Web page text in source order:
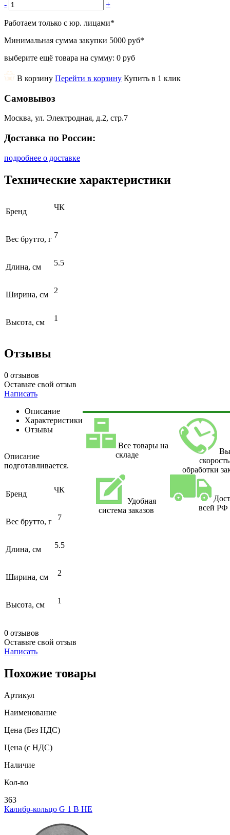
-
+
Работаем только с юр. лицами*
Минимальная сумма закупки 5000 руб*
выберите ещё товара на сумму: 0 руб
В корзину Перейти в корзину Купить в 1 клик
Самовывоз
Москва, ул. Электродная, д.2, стр.7
Доставка по России:
подробнее о доставке
Технические характеристики
Бренд ЧК
Вес брутто, г 7
Длина, см 5.5
Ширина, см 2
Высота, см 1
Отзывы
0 отзывов
Оставьте свой отзыв
Написать
Описание
Характеристики
Отзывы
Описание
подготавливается.
Бренд ЧК
Вес брутто, г 7
Длина, см 5.5
Ширина, см 2
Высота, см 1
0 отзывов
Оставьте свой отзыв
Написать
Все товары на
складе
скорость
обработки
Удобная
система заказов
всей РФ
Похожие товары
Артикул
Наименование
Цена (Без НДС)
Цена (с НДС)
Наличие
Кол-во
363
Калибр-кольцо G 1 В НЕ